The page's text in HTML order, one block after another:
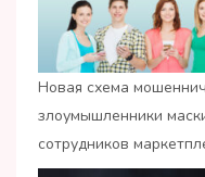
Новая схема
злоумышленники
сотрудников